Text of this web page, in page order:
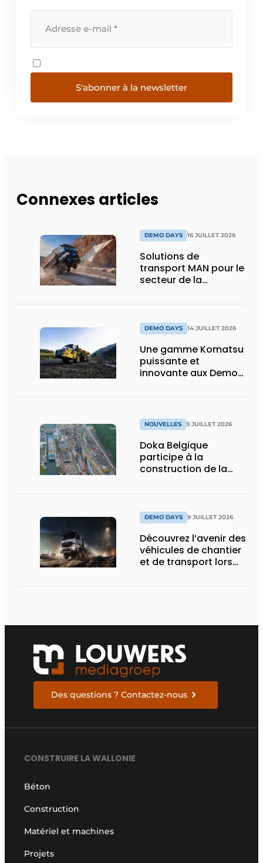
S'abonner à la newsletter
Connexes articles
DEMO DAYS 16 JUILLET 2026
Solutions de
transport MAN pour le
secteur de la
DEMO DAYS 14 JUILLET 2026
Une gamme Komatsu
puissante et
innovante aux Demo
NOUVELLES 9 JUILLET 2026
Doka Belgique
participe à la
construction de la
DEMO DAYS 9 JUILLET 2026
Découvrez l’avenir des
véhicules de chantier
et de transport lors
Des questions ? Contactez-nous
CONSTRUIRE LA WALLONIE
Béton
Construction
Matériel et machines
Projets